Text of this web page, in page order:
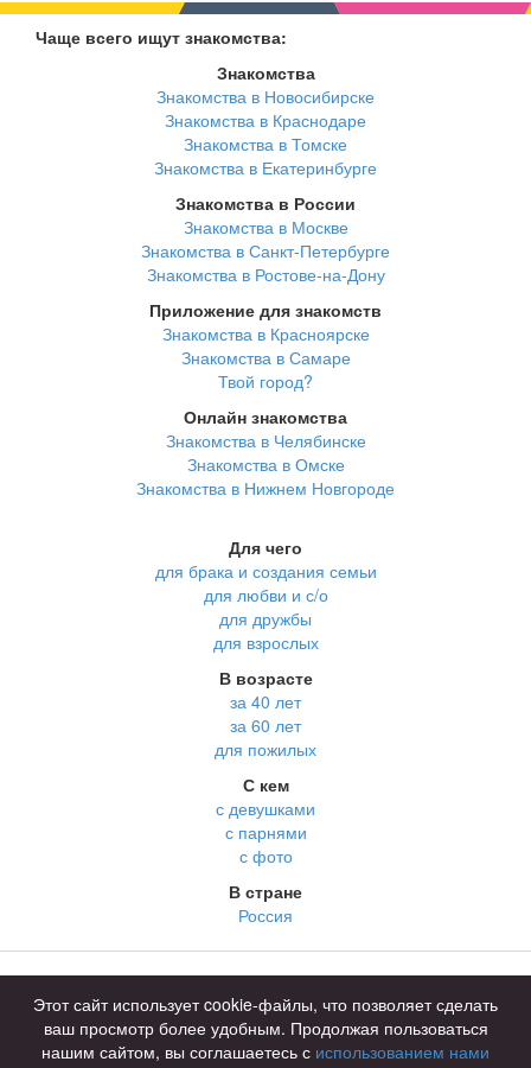
Чаще всего ищут знакомства:
Знакомства
Знакомства в Новосибирске
Знакомства в Краснодаре
Знакомства в Томске
Знакомства в Екатеринбурге
Знакомства в России
Знакомства в Москве
Знакомства в Санкт-Петербурге
Знакомства в Ростове-на-Дону
Приложение для знакомств
Знакомства в Красноярске
Знакомства в Самаре
Твой город?
Онлайн знакомства
Знакомства в Челябинске
Знакомства в Омске
Знакомства в Нижнем Новгороде
Для чего
для брака и создания семьи
для любви и с/о
для дружбы
для взрослых
В возрасте
за 40 лет
за 60 лет
для пожилых
С кем
с девушками
с парнями
с фото
В стране
Россия
Знакомства для взрослых
Онлайн знакомства
Правила
Как оплатить
Этот сайт использует cookie-файлы, что позволяет сделать
ваш просмотр более удобным. Продолжая пользоваться
нашим сайтом, вы соглашаетесь с использованием нами